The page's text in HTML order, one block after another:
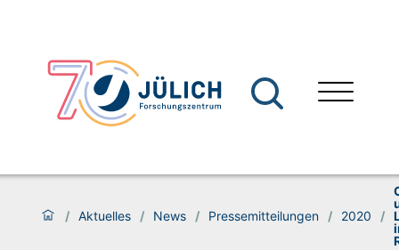
/ Aktuelles / News / Pressemitteilungen / 2020 /